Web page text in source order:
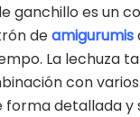
ganchillo es un
deamigurumis
La lechuza
con
forma detallada y